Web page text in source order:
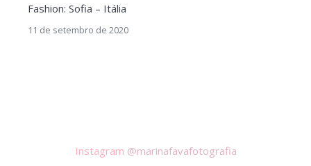
Fashion: Sofia – Itália
11 de setembro de 2020
Instagram @marinafavafotografia